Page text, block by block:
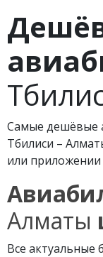
Самые дешёвые
Тбилиси –
или приложении
Алматы
Все актуальные